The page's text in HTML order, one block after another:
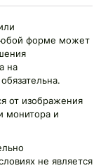
форме может
на
от изображения
монитора и
не является